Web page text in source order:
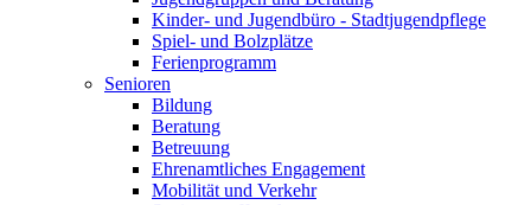
Kinder- und Jugendbüro - Stadtjugendpflege
Spiel- und Bolzplätze
Ferienprogramm
Senioren
Bildung
Beratung
Betreuung
Ehrenamtliches Engagement
Mobilität und Verkehr